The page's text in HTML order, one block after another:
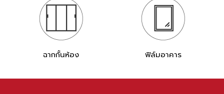
ฉากกั้นห้อง ฟิล์มอาคาร